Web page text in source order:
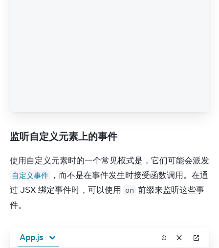
监听自定义元素上的事件
自定义事件 ，而不是在事件发生时接受函数调用。在通
过 JSX 绑定事件时，可以使用 on 前缀来监听这些事
件。
App.js